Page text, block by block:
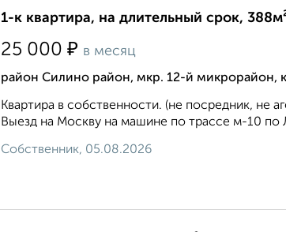
1-к квартира, на длительный срок,
25 000 ₽ в месяц
район Силино район, мкр. 12-й микрорайон,
Квартира в собственности. (не посредник, не
Выезд на Москву на машине по трассе м-10
Собственник, 05.08.2026